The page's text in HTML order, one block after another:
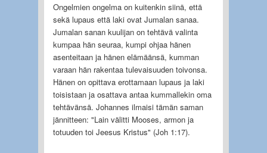
Ongelmien ongelma on kuitenkin siinä, että
sekä lupaus että laki ovat Jumalan sanaa.
Jumalan sanan kuulijan on tehtävä valinta
kumpaa hän seuraa, kumpi ohjaa hänen
asenteitaan ja hänen elämäänsä, kumman
varaan hän rakentaa tulevaisuuden toivonsa.
Hänen on opittava erottamaan lupaus ja laki
toisistaan ja osattava antaa kummallekin oma
tehtävänsä. Johannes ilmaisi tämän saman
jännitteen: "Lain välitti Mooses, armon ja
totuuden toi Jeesus Kristus" (Joh 1:17).